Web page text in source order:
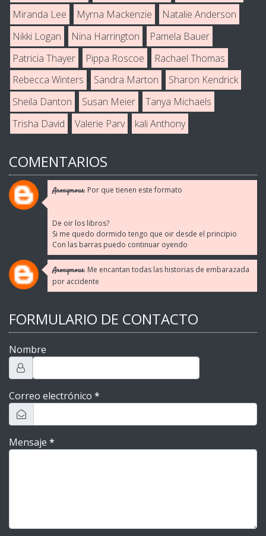
Miranda Lee
Myrna Mackenzie
Natalie Anderson
Nikki Logan
Nina Harrington
Pamela Bauer
Patricia Thayer
Pippa Roscoe
Rachael Thomas
Rebecca Winters
Sandra Marton
Sharon Kendrick
Sheila Danton
Susan Meier
Tanya Michaels
Trisha David
Valerie Parv kali Anthony
COMENTARIOS
Anonymous: Por que tienen este formato
De oir los libros?
Si me quedo dormido tengo que oir desde el principio
Con las barras puedo continuar oyendo
Anonymous: Me encantan todas las historias de embarazada
por accidente
FORMULARIO DE CONTACTO
Nombre
Correo electrónico *
Mensaje *